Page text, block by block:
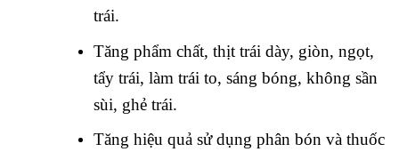
trái.
Tăng phẩm chất, thịt trái dày, giòn, ngọt,
tẩy trái, làm trái to, sáng bóng, không sần
sùi, ghẻ trái.
Tăng hiệu quả sử dụng phân bón và thuốc